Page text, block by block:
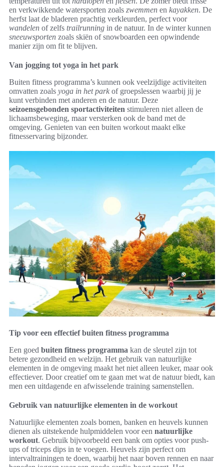
en verkwikkende watersporten zoals zwemmen en kayakken. De
herfst laat de bladeren prachtig verkleurden, perfect voor
wandelen of zelfs trailrunning in de natuur. In de winter kunnen
sneeuwsporten zoals skiën of snowboarden een opwindende
manier zijn om fit te blijven.
Van jogging tot yoga in het park
Buiten fitness programma’s kunnen ook veelzijdige activiteiten
omvatten zoals yoga in het park of groepslessen waarbij jij je
kunt verbinden met anderen en de natuur. Deze
seizoensgebonden sportactiviteiten stimuleren niet alleen de
lichaamsbeweging, maar versterken ook de band met de
omgeving. Genieten van een buiten workout maakt elke
fitnesservaring bijzonder.
Tip voor een effectief buiten fitness programma
Een goed buiten fitness programma kan de sleutel zijn tot
betere gezondheid en welzijn. Het gebruik van natuurlijke
elementen in de omgeving maakt het niet alleen leuker, maar ook
effectiever. Door creatief om te gaan met wat de natuur biedt, kan
men een uitdagende en afwisselende training samenstellen.
Gebruik van natuurlijke elementen in de workout
Natuurlijke elementen zoals bomen, banken en heuvels kunnen
dienen als uitstekende hulpmiddelen voor een natuurlijke
workout. Gebruik bijvoorbeeld een bank om opties voor push-
ups of triceps dips in te voegen. Heuvels zijn perfect om
intervaltrainingen te doen, waarbij het naar boven rennen en naar